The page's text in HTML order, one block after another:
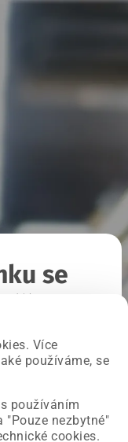
Více
používáme, se
používáním
"Pouze nezbytné"
cookies.
se
ji opravujeme.
stránku.
strana